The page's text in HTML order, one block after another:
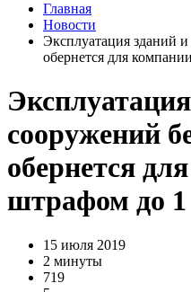
Главная
Новости
Эксплуатация зданий
обернется для
сооружений
обернется
штрафом до
15 июля 2019
2 минуты
719